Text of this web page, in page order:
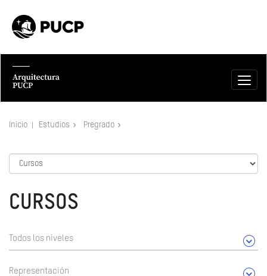
Inicio Estudios Pregrado
CURSOS
Todos los niveles
Representación